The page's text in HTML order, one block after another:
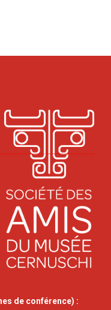
de conférence) :